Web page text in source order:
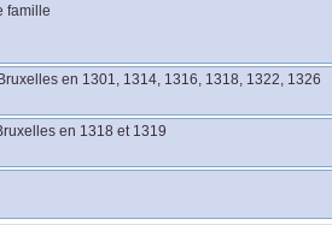
famille
en 1301, 1314, 1316, 1318, 1322, 1326
en 1318 et 1319